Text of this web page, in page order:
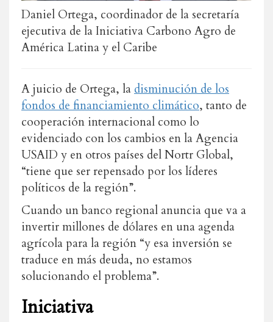
Daniel Ortega, coordinador de la secretaría
ejecutiva de la Iniciativa Carbono Agro de
América Latina y el Caribe
A juicio de Ortega, la disminución de los
fondos de financiamiento climático, tanto de
cooperación internacional como lo
evidenciado con los cambios en la Agencia
USAID y en otros países del Nortr Global,
“tiene que ser repensado por los líderes
políticos de la región”.
Cuando un banco regional anuncia que va a
invertir millones de dólares en una agenda
agrícola para la región “y esa inversión se
traduce en más deuda, no estamos
solucionando el problema”.
Iniciativa